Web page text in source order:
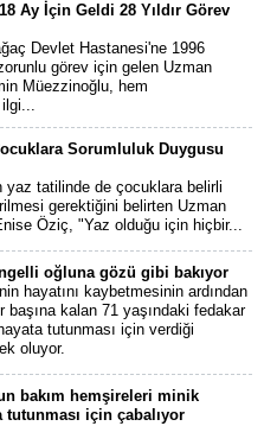
Ay İçin Geldi 28 Yıldır Görev
Devlet Hastanesi'ne 1996
görev için gelen Uzman
Müezzinoğlu, hem
ilgi...
Sorumluluk Duygusu
yaz tatilinde de çocuklara belirli
gerektiğini belirten Uzman
Öziç, "Yaz olduğu için hiçbir...
oğluna gözü gibi bakıyor
hayatını kaybetmesinin ardından
başına kalan 71 yaşındaki fedakar
tutunması için verdiği
oluyor.
bakım hemşireleri minik
tutunması için çabalıyor